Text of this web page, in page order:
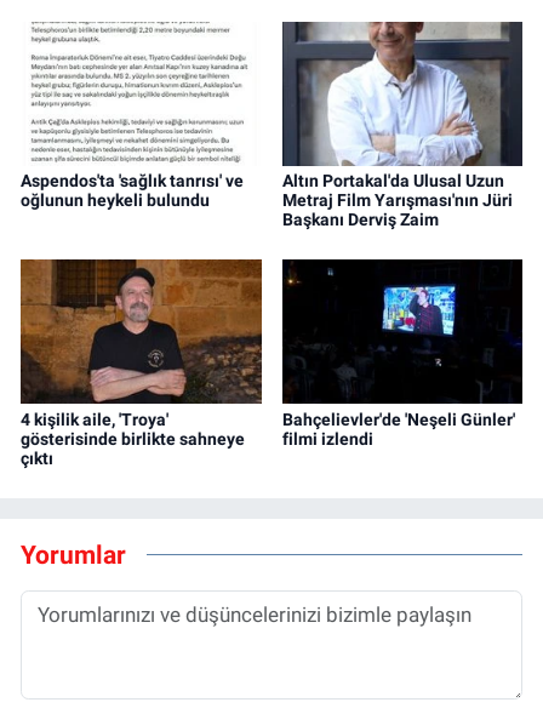
Aspendos'ta 'sağlık tanrısı' ve
oğlunun heykeli bulundu
Altın Portakal'da Ulusal Uzun
Metraj Film Yarışması'nın Jüri
Başkanı Derviş Zaim
4 kişilik aile, 'Troya'
gösterisinde birlikte sahneye
çıktı
Bahçelievler'de 'Neşeli Günler'
filmi izlendi
Yorumlar